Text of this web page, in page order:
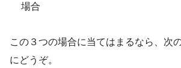
場合
この３つの場合に当てはまるなら、次
にどうぞ。